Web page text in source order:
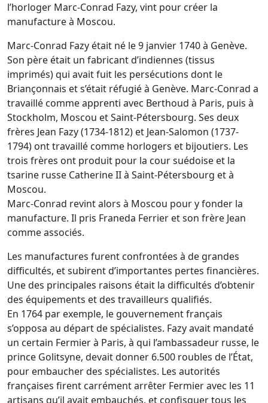
l’horloger Marc-Conrad Fazy, vint pour créer la
manufacture à Moscou.
Marc-Conrad Fazy était né le 9 janvier 1740 à Genève.
Son père était un fabricant d’indiennes (tissus
imprimés) qui avait fuit les persécutions dont le
Briançonnais et s’était réfugié à Genève. Marc-Conrad a
travaillé comme apprenti avec Berthoud à Paris, puis à
Stockholm, Moscou et Saint-Pétersbourg. Ses deux
frères Jean Fazy (1734-1812) et Jean-Salomon (1737-
1794) ont travaillé comme horlogers et bijoutiers. Les
trois frères ont produit pour la cour suédoise et la
tsarine russe Catherine II à Saint-Pétersbourg et à
Moscou.
Marc-Conrad revint alors à Moscou pour y fonder la
manufacture. Il pris Franeda Ferrier et son frère Jean
comme associés.
Les manufactures furent confrontées à de grandes
difficultés, et subirent d’importantes pertes financières.
Une des principales raisons était la difficultés d’obtenir
des équipements et des travailleurs qualifiés.
En 1764 par exemple, le gouvernement français
s’opposa au départ de spécialistes. Fazy avait mandaté
un certain Fermier à Paris, à qui l’ambassadeur russe, le
prince Golitsyne, devait donner 6.500 roubles de l’État,
pour embaucher des spécialistes. Les autorités
françaises firent carrément arrêter Fermier avec les 11
artisans qu’il avait embauchés, et confisquer tous les